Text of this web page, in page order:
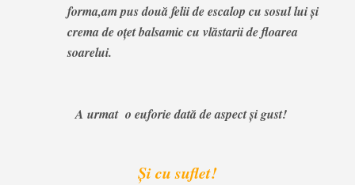
forma,am pus două felii de escalop cu sosul lui și
crema de oțet balsamic cu vlăstarii de floarea
soarelui.
A urmat o euforie dată de aspect și gust!
Și cu suflet!